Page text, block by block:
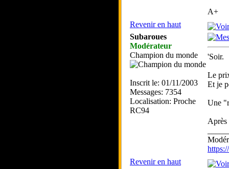
A+
Revenir en haut
Subaroues
Modérateur
Champion du monde
Inscrit le: 01/11/2003
Messages: 7354
Localisation: Proche
RC94
'Soir.
Le
Et je
Une
Après
Revenir en haut